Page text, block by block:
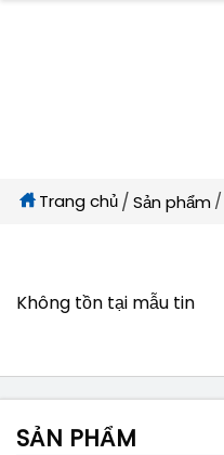
Trang chủ Sản phẩm
Không tồn tại mẫu tin
SẢN PHẨM